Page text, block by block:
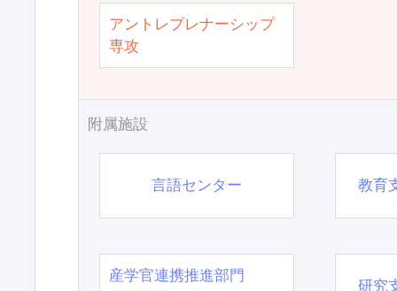
アントレプレナーシップ
専攻
附属施設
言語センター 教育
産学官連携推進部門
研究